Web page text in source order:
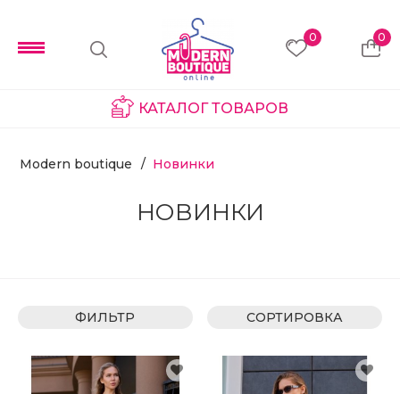
0 0
КАТАЛОГ ТОВАРОВ
Modern boutique Новинки
НОВИНКИ
ФИЛЬТР СОРТИРОВКА